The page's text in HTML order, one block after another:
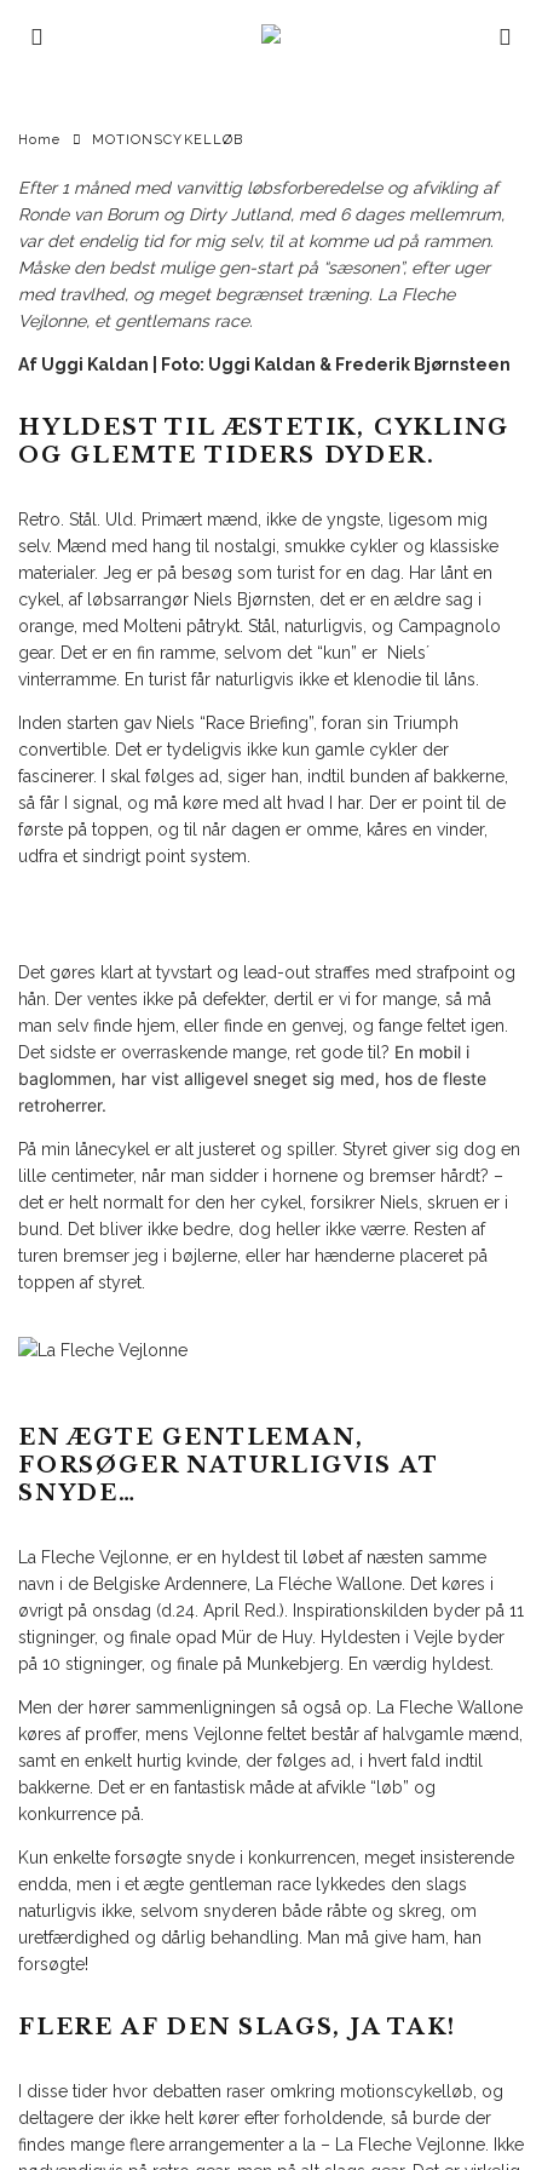
MOTIONSCYKELLØB
Home MOTIONSCYKELLØB
Efter 1 måned med vanvittig løbsforberedelse og afvikling af
Ronde van Borumog Dirty Jutland, med 6 dages mellemrum,
var det endelig tid for mig selv, til at komme ud på rammen.
Måske den bedst mulige gen-start på “sæsonen”, efter uger
med travlhed, og meget begrænset træning. La Fleche
Vejlonne, et gentlemans race.
Af Uggi Kaldan | Foto: Uggi Kaldan & Frederik Bjørnsteen
HYLDEST TIL ÆSTETIK, CYKLING
OG GLEMTE TIDERS DYDER.
Retro. Stål. Uld. Primært mænd, ikke de yngste, ligesom mig
selv. Mænd med hang til nostalgi, smukke cykler og klassiske
materialer. Jeg er på besøg som turist for en dag. Har lånt en
cykel, af løbsarrangør Niels Bjørnsten, det er en ældre sag i
orange, med Molteni påtrykt. Stål, naturligvis, og Campagnolo
gear. Det er en fin ramme, selvom det “kun” er Niels´
vinterramme. En turist får naturligvis ikke et klenodie til låns.
Inden starten gav Niels “Race Briefing”, foran sin Triumph
convertible. Det er tydeligvis ikke kun gamle cykler der
fascinerer. I skal følges ad, siger han, indtil bunden af bakkerne,
så får I signal, og må køre med alt hvad I har. Der er point til de
første på toppen, og til når dagen er omme, kåres en vinder,
udfra et sindrigt point system.
Det gøres klart at tyvstart og lead-out straffes med strafpoint og
hån. Der ventes ikke på defekter, dertil er vi for mange, så må
man selv finde hjem, eller finde en genvej, og fange feltet igen.
Det sidste er overraskende mange, ret gode til? En mobil i
baglommen, har vist alligevel sneget sig med, hos de fleste
retroherrer.
På min lånecykel er alt justeret og spiller. Styret giver sig dog en
lille centimeter, når man sidder i hornene og bremser hårdt? –
det er helt normalt for den her cykel, forsikrer Niels, skruen er i
bund. Det bliver ikke bedre, dog heller ikke værre. Resten af
turen bremser jeg i bøjlerne, eller har hænderne placeret på
toppen af styret.
EN ÆGTE GENTLEMAN,
FORSØGER NATURLIGVIS AT
SNYDE…
La Fleche Vejlonne, er en hyldest til løbet af næsten samme
navn i de Belgiske Ardennere, La Fléche Wallone. Det køres i
øvrigt på onsdag (d.24. April Red.). Inspirationskilden byder på 11
stigninger, og finale opad Mür de Huy. Hyldesten i Vejle byder
på 10 stigninger, og finale på Munkebjerg. En værdig hyldest.
Men der hører sammenligningen så også op. La Fleche Wallone
køres af proffer, mens Vejlonne feltet består af halvgamle mænd,
samt en enkelt hurtig kvinde, der følges ad, i hvert fald indtil
bakkerne. Det er en fantastisk måde at afvikle “løb” og
konkurrence på.
Kun enkelte forsøgte snyde i konkurrencen, meget insisterende
endda, men i et ægte gentleman race lykkedes den slags
naturligvis ikke, selvom snyderen både råbte og skreg, om
uretfærdighed og dårlig behandling. Man må give ham, han
forsøgte!
FLERE AF DEN SLAGS, JA TAK!
I disse tider hvor debatten raser omkring motionscykelløb, og
deltagere der ikke helt kører efter forholdende, så burde der
findes mange flere arrangementer a la – La Fleche Vejlonne. Ikke